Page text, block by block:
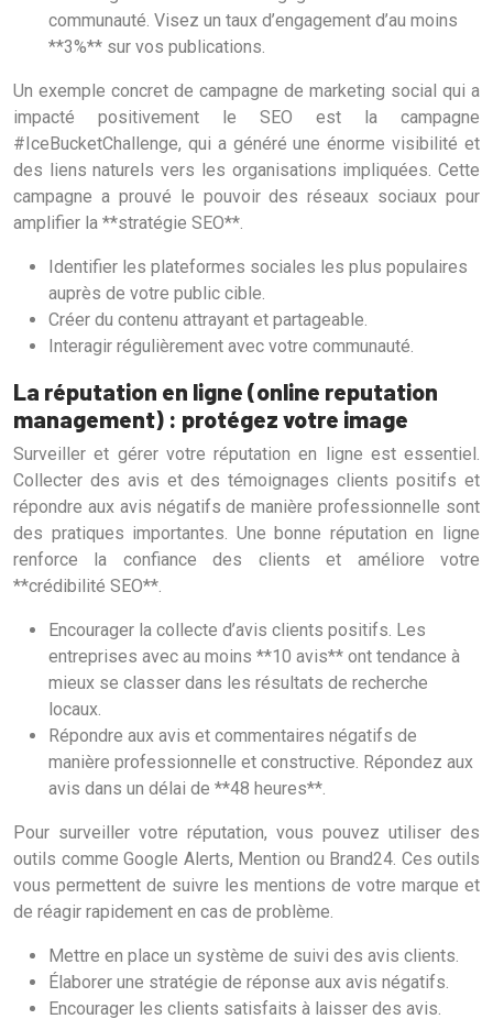
communauté. Visez un taux d’engagement d’au moins
**3%** sur vos publications.
Un exemple concret de campagne de marketing social qui a
impacté positivement le SEO est la campagne
#IceBucketChallenge, qui a généré une énorme visibilité et
des liens naturels vers les organisations impliquées. Cette
campagne a prouvé le pouvoir des réseaux sociaux pour
amplifier la **stratégie SEO**.
Identifier les plateformes sociales les plus populaires
auprès de votre public cible.
Créer du contenu attrayant et partageable.
Interagir régulièrement avec votre communauté.
La réputation en ligne (online reputation
management) : protégez votre image
Surveiller et gérer votre réputation en ligne est essentiel.
Collecter des avis et des témoignages clients positifs et
répondre aux avis négatifs de manière professionnelle sont
des pratiques importantes. Une bonne réputation en ligne
renforce la confiance des clients et améliore votre
**crédibilité SEO**.
Encourager la collecte d’avis clients positifs. Les
entreprises avec au moins **10 avis** ont tendance à
mieux se classer dans les résultats de recherche
locaux.
Répondre aux avis et commentaires négatifs de
manière professionnelle et constructive. Répondez aux
avis dans un délai de **48 heures**.
Pour surveiller votre réputation, vous pouvez utiliser des
outils comme Google Alerts, Mention ou Brand24. Ces outils
vous permettent de suivre les mentions de votre marque et
de réagir rapidement en cas de problème.
Mettre en place un système de suivi des avis clients.
Élaborer une stratégie de réponse aux avis négatifs.
Encourager les clients satisfaits à laisser des avis.